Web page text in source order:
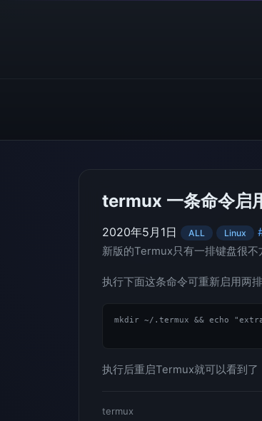
termux 一条命令启
2020年5月1日 ALL Linux
新版的Termux只有一排键盘很不
执行下面这条命令可重新启用两
mkdir ~/.termux && echo
执行后重启Termux就可以看到了
termux